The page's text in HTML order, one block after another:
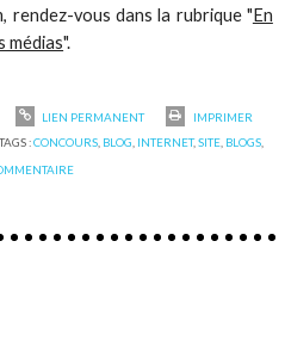
rendez-vous dans la rubrique "En
médias".
LIEN PERMANENT
IMPRIMER
:CONCOURS, BLOG, INTERNET,SITE, BLOGS,